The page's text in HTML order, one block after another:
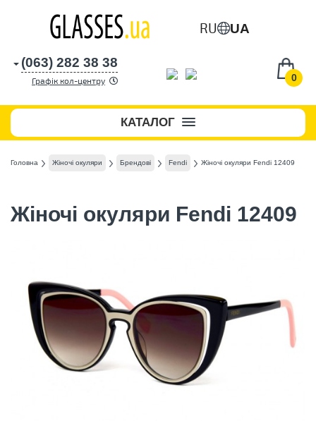
RU UA
0
(063) 282 38 38
Графік кол-центру
КАТАЛОГ
Головна Жіночі окуляри Брендові Fendi Жіночі окуляри Fendi 12409
Жіночі окуляри Fendi 12409